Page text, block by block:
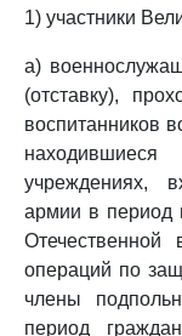
1) участники
а)
(отставку),
воспитанников
учреждениях,
армии в период
операций по
члены
период